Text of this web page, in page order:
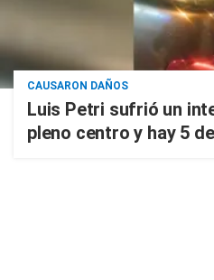
CAUSARON DAÑOS
Luis Petri sufrió un
pleno centro y hay 5